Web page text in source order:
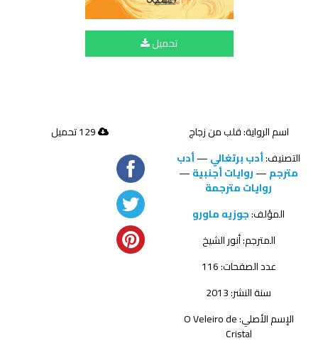
تحميل
اسم الرواية: قلب من زجاج
التصنيف:أدب برتغالي—أدب
مترجم—روايات أجنبية—
روايات مترجمة
المؤلف:جوزيه ماورو
المترجم:أنور الشيخ
عدد الصفحات: 116
سنة النشر: 2013
الإسم الأصلي: O Veleiro de
Cristal